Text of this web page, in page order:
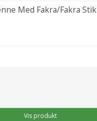
Med Fakra/Fakra Stik
Vis produkt